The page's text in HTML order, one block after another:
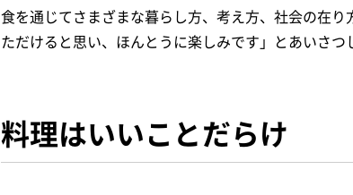
食を通じてさまざまな暮らし方、考え方、社会の在
ただけると思い、ほんとうに楽しみです」とあいさつ
料理はいいことだらけ